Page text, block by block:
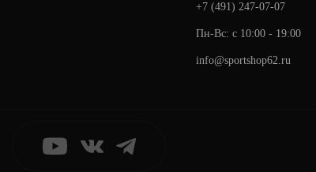
+7 (491) 247-07-07
Пн-Вс: с 10:00 - 19:00
info@sportshop62.ru